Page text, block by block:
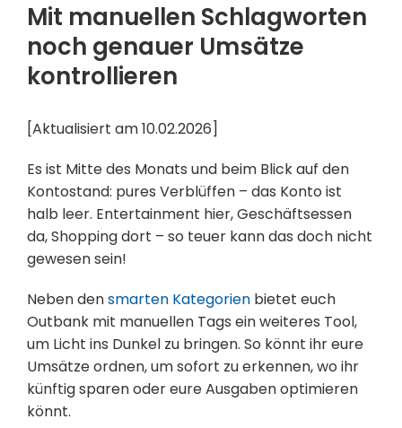
Mit manuellen Schlagworten
noch genauer Umsätze
kontrollieren
[Aktualisiert am 10.02.2026]
Es ist Mitte des Monats und beim Blick auf den
Kontostand: pures Verblüffen – das Konto ist
halb leer. Entertainment hier, Geschäftsessen
da, Shopping dort – so teuer kann das doch nicht
gewesen sein!
Neben densmarten Kategorien bietet euch
Outbank mit manuellen Tags ein weiteres Tool,
um Licht ins Dunkel zu bringen. So könnt ihr eure
Umsätze ordnen, um sofort zu erkennen, wo ihr
künftig sparen oder eure Ausgaben optimieren
könnt.